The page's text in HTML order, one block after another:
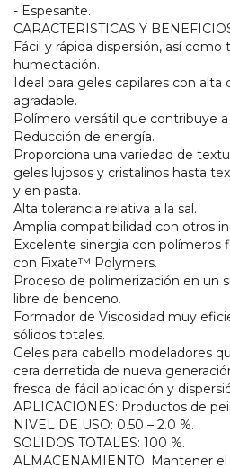
- Espesante.
CARACTERISTICAS Y
Fácil y rápida dispersión, así
humectación.
Ideal para geles capilares con alta
agradable.
Polímero versátil que contribuye
Reducción de energía.
Proporciona una variedad de
geles lujosos y cristalinos hasta
y en pasta.
Alta tolerancia relativa a la sal.
Amplia compatibilidad con otros
Excelente sinergia con polímeros
con Fixate™ Polymers.
Proceso de polimerización en un
libre de benceno.
Formador de Viscosidad muy
sólidos totales.
Geles para cabello modeladores
cera derretida de nueva
fresca de fácil aplicación y
APLICACIONES: Productos de
NIVEL DE USO: 0.50 – 2.0 %.
SOLIDOS TOTALES: 100 %.
ALMACENAMIENTO: Mantener